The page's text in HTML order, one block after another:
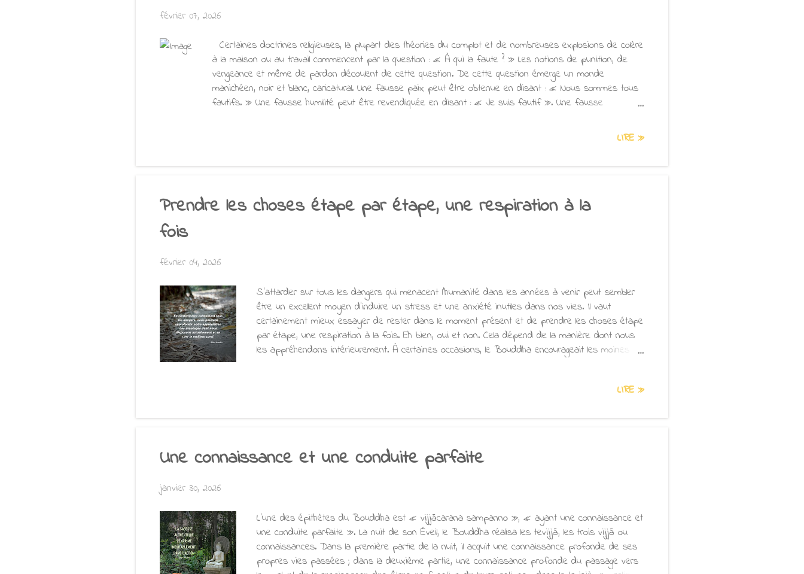
février 07, 2026
Certaines doctrines religieuses, la plupart des théories du complot et de nombreuses explosions de colère
à la maison ou au travail commencent par la question : « À qui la faute ? » Les notions de punition, de
vengeance et même de pardon découlent de cette question. De cette question émerge un monde
manichéen, noir et blanc, caricatural. Une fausse paix peut être obtenue en disant : « Nous sommes tous
fautifs. » Une fausse humilité peut être revendiquée en disant : « Je suis fautif ». Une fausse
conflits humains, mais elle y contribue. La sagesse commence par se poser les questions suivantes : «LIRE »
Prendre les choses étape par étape, une respiration à la
fois
février 04, 2026
S’attarder sur tous les dangers qui menacent l’humanité dans les années à venir peut sembler
être un excellent moyen d’induire un stress et une anxiété inutiles dans nos vies. Il vaut
certainement mieux essayer de rester dans le moment présent et de prendre les choses étape
par étape, une respiration à la fois. Eh bien, oui et non. Cela dépend de la manière dont nous
les appréhendons intérieurement. À certaines occasions, le Bouddha encourageait les moines à
la maladie et la vieillesse, il serait plus difficile de faire des efforts dans la solitude. Il soulignait
conflits sociaux, ou ce qui se passerait s’il y avait de graves discordes au sein du Sangha. Le
LIRE »
Une connaissance et une conduite parfaite
janvier 30, 2026
L'une des épithètes du Bouddha est « vijjācarana sampanno », « ayant une connaissance et
une conduite parfaite ». La nuit de son Éveil, le Bouddha réalisa les tevijjā, les trois vijjā ou
connaissances. Dans la première partie de la nuit, il acquit une connaissance profonde de ses
propres vies passées ; dans la deuxième partie, une connaissance profonde du passage vers